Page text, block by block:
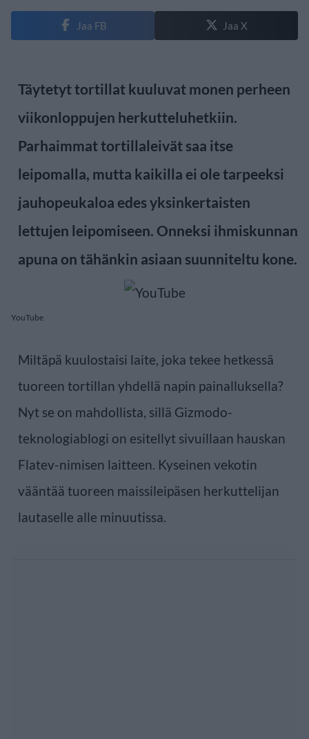
Jaa FB Jaa X
Täytetyt tortillat kuuluvat monen perheen
viikonloppujen herkutteluhetkiin.
Parhaimmat tortillaleivät saa itse
leipomalla, mutta kaikilla ei ole tarpeeksi
jauhopeukaloa edes yksinkertaisten
lettujen leipomiseen. Onneksi ihmiskunnan
apuna on tähänkin asiaan suunniteltu kone.
YouTube
Miltäpä kuulostaisi laite, joka tekee hetkessä
tuoreen tortillan yhdellä napin painalluksella?
Nyt se on mahdollista, sillä Gizmodo-
teknologiablogi on esitellyt sivuillaan hauskan
Flatev-nimisen laitteen. Kyseinen vekotin
vääntää tuoreen maissileipäsen herkuttelijan
lautaselle alle minuutissa.